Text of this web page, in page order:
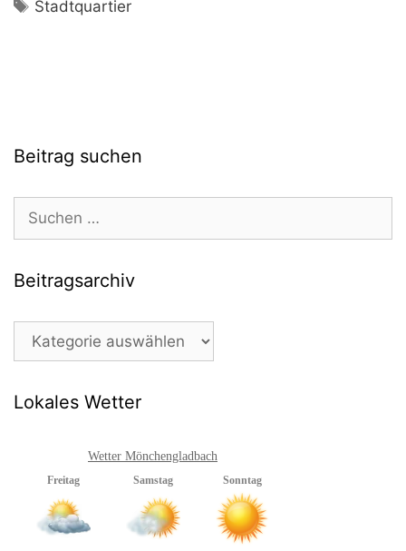
Stadtquartier
Beitrag suchen
Suchen
nach:
Beitragsarchiv
Beitragsarchiv
Lokales Wetter
Wetter Mönchengladbach